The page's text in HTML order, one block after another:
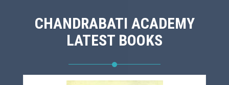
CHANDRABATI ACADEMY
LATEST BOOKS